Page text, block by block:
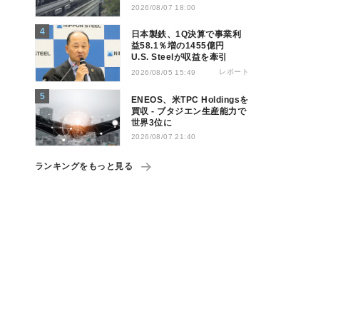
2026/08/07 18:00
日本製鉄、1Q決算で事業利
益58.1％増の1455億円
U.S. Steelが収益を牽引
2026/08/05 15:49 レポート
ENEOS、米TPC Holdingsを
買収 - ブタジエン生産能力で
世界3位に
2026/08/07 21:40
ランキングをもっと見る